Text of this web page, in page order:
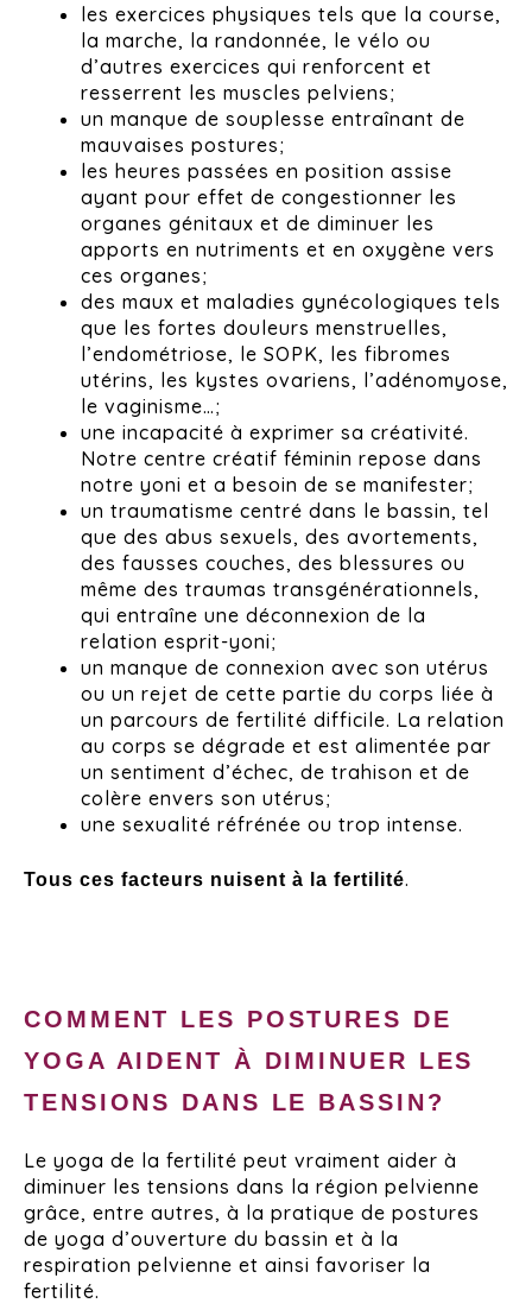
les exercices physiques tels que la course,
la marche, la randonnée, le vélo ou
d’autres exercices qui renforcent et
resserrent les muscles pelviens;
un manque de souplesse entraînant de
mauvaises postures;
les heures passées en position assise
ayant pour effet de congestionner les
organes génitaux et de diminuer les
apports en nutriments et en oxygène vers
ces organes;
des maux et maladies gynécologiques tels
que les fortes douleurs menstruelles,
l’endométriose, le SOPK, les fibromes
utérins, les kystes ovariens, l’adénomyose,
le vaginisme…;
une incapacité à exprimer sa créativité.
Notre centre créatif féminin repose dans
notre yoni et a besoin de se manifester;
un traumatisme centré dans le bassin, tel
que des abus sexuels, des avortements,
des fausses couches, des blessures ou
même des traumas transgénérationnels,
qui entraîne une déconnexion de la
relation esprit-yoni;
un manque de connexion avec son utérus
ou un rejet de cette partie du corps liée à
un parcours de fertilité difficile. La relation
au corps se dégrade et est alimentée par
un sentiment d’échec, de trahison et de
colère envers son utérus;
une sexualité réfrénée ou trop intense.
Tous ces facteurs nuisent à la fertilité.
COMMENT LES POSTURES DE
YOGA AIDENT À DIMINUER LES
TENSIONS DANS LE BASSIN?
Le yoga de la fertilité peut vraiment aider à
diminuer les tensions dans la région pelvienne
grâce, entre autres, à la pratique de postures
de yoga d’ouverture du bassin et à la
respiration pelvienne et ainsi favoriser la
fertilité.